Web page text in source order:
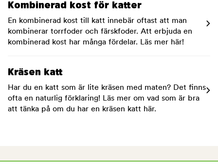
Kombinerad kost för katter
En kombinerad kost till katt innebär oftast att man
kombinerar torrfoder och färskfoder. Att erbjuda en
kombinerad kost har många fördelar. Läs mer här!
Kräsen katt
Har du en katt som är lite kräsen med maten? Det finns
ofta en naturlig förklaring! Läs mer om vad som är bra
att tänka på om du har en kräsen katt här.